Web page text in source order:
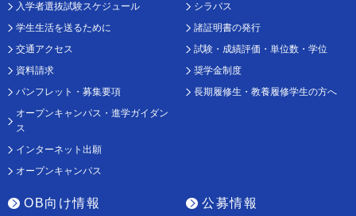
入学者選抜試験スケジュール
学生生活を送るために
交通アクセス
資料請求
パンフレット・募集要項
オープンキャンパス・進学ガイダン
ス
インターネット出願
オープンキャンパス
シラバス
諸証明書の発行
試験・成績評価・単位数・学位
奨学金制度
長期履修生・教養履修学生の方へ
OB向け情報 公募情報